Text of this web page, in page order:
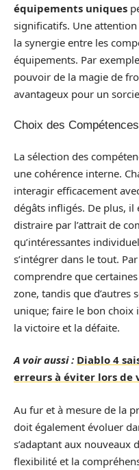
équipements uniques
significatifs. Une
la synergie entre les
équipements. Par
pouvoir de la magie de
avantageux pour un
Choix des
La sélection des
une cohérence interne.
interagir efficacement
dégâts infligés. De plus, il
distraire par l’attrait de
qu’intéressantes
s’intégrer dans le tout.
comprendre que
zone, tandis que d’autres
unique; faire le bon choix
la victoire et la défaite.
A voir aussi : Diablo 4
erreurs à éviter lors de
Au fur et à mesure de la
doit également évoluer
s’adaptant aux nouveaux
flexibilité et la